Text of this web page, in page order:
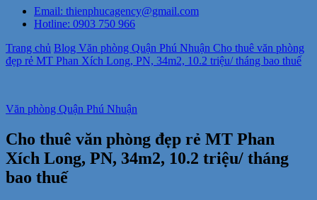
Email: thienphucagency@gmail.com
Hotline: 0903 750 966
Trang chủ Blog Văn phòng Quận Phú Nhuận Cho thuê văn phòng
đẹp rẻ MT Phan Xích Long, PN, 34m2, 10.2 triệu/ tháng bao thuế
Văn phòng Quận Phú Nhuận
Cho thuê văn phòng đẹp rẻ MT Phan
Xích Long, PN, 34m2, 10.2 triệu/ tháng
bao thuế